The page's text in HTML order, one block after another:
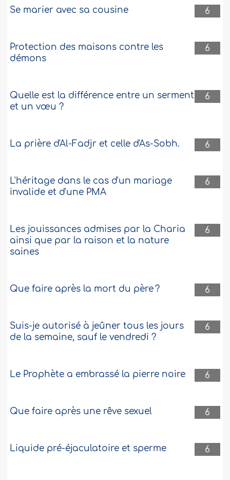
6
Se marier avec sa cousine
6
Protection des maisons contre les
démons
6
Quelle est la différence entre un serment
et un vœu ?
6
La prière d'Al-Fadjr et celle d'As-Sobh.
6
L'héritage dans le cas d'un mariage
invalide et d'une PMA
6
Les jouissances admises par la Charia
ainsi que par la raison et la nature
saines
6
Que faire après la mort du père ?
6
Suis-je autorisé à jeûner tous les jours
de la semaine, sauf le vendredi ?
6
Le Prophète a embrassé la pierre noire
6
Que faire après une rêve sexuel
6
Liquide pré-éjaculatoire et sperme